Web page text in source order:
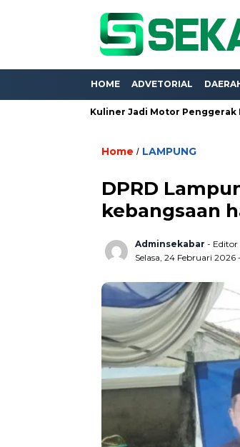
HOME ADVETORIAL
UMKM Kuliner Jadi Motor Penggerak Ekonomi
Home / LAMPUNG
DPRD
kebangsaan
Adminsekabar - Editor
Selasa, 24 Februari 2026